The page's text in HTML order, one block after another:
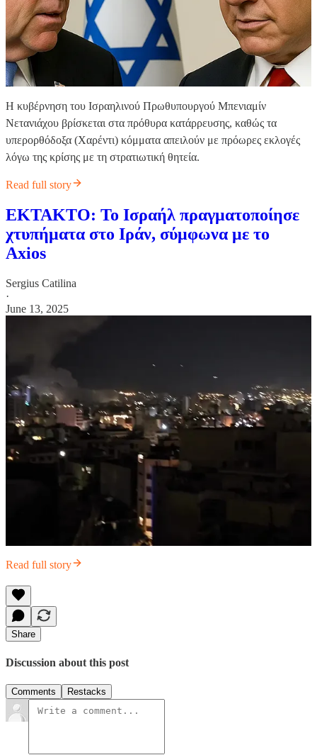
Η κυβέρνηση του Ισραηλινού Πρωθυπουργού Μπενιαμίν
Νετανιάχου βρίσκεται στα πρόθυρα κατάρρευσης, καθώς τα
υπερορθόδοξα (Χαρέντι) κόμματα απειλούν με πρόωρες εκλογές
λόγω της κρίσης με τη στρατιωτική θητεία.
Read full story
ΕΚΤΑΚΤΟ: Το Ισραήλ πραγματοποίησε
χτυπήματα στο Ιράν, σύμφωνα με το
Axios
Sergius Catilina
·
June 13, 2025
Read full story
Share
Discussion about this post
Comments Restacks